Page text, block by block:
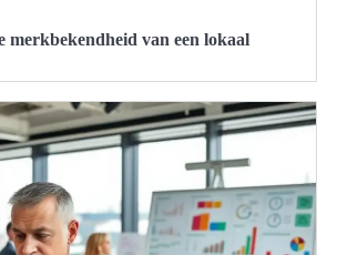
merkbekendheid van een lokaal